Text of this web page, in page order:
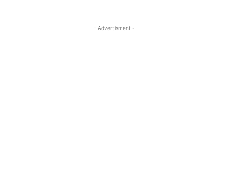
- Advertisment -